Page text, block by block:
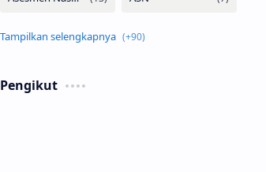
Pengikut